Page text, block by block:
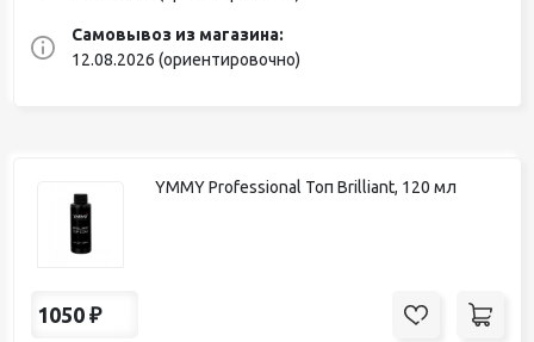
Самовывоз из магазина:
12.08.2026 (ориентировочно)
YMMY Professional Топ Brilliant, 120 мл
1050 ₽